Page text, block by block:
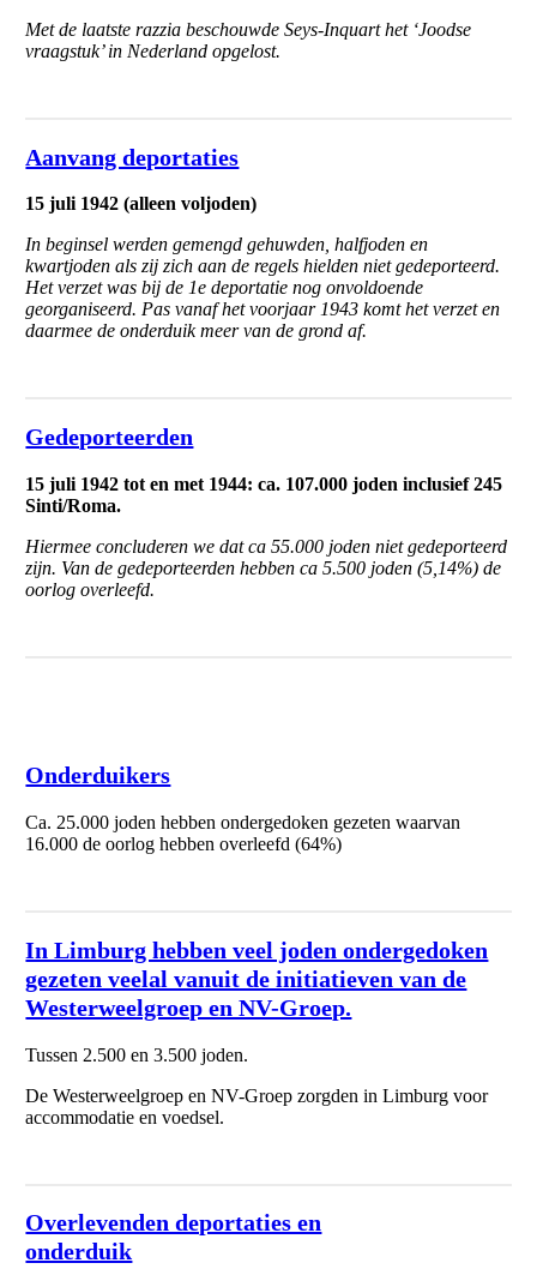
Met de laatste razzia beschouwde Seys-Inquart het ‘Joodse
vraagstuk’ in Nederland opgelost.
Aanvang deportaties
15 juli 1942 (alleen voljoden)
In beginsel werden gemengd gehuwden, halfjoden en
kwartjoden als zij zich aan de regels hielden niet gedeporteerd.
Het verzet was bij de 1e deportatie nog onvoldoende
georganiseerd. Pas vanaf het voorjaar 1943 komt het verzet en
daarmee de onderduik meer van de grond af.
Gedeporteerden
15 juli 1942 tot en met 1944: ca. 107.000 joden inclusief 245
Sinti/Roma.
Hiermee concluderen we dat ca 55.000 joden niet gedeporteerd
zijn. Van de gedeporteerden hebben ca 5.500 joden (5,14%) de
oorlog overleefd.
Onderduik en overlevenden
Onderduikers
Ca. 25.000 joden hebben ondergedoken gezeten waarvan
16.000 de oorlog hebben overleefd (64%)
In Limburg hebben veel joden ondergedoken
gezeten veelal vanuit de initiatieven van de
Westerweelgroep en NV-Groep.
Tussen 2.500 en 3.500 joden.
De Westerweelgroep en NV-Groep zorgden in Limburg voor
accommodatie en voedsel.
Overlevenden deportaties en
onderduik